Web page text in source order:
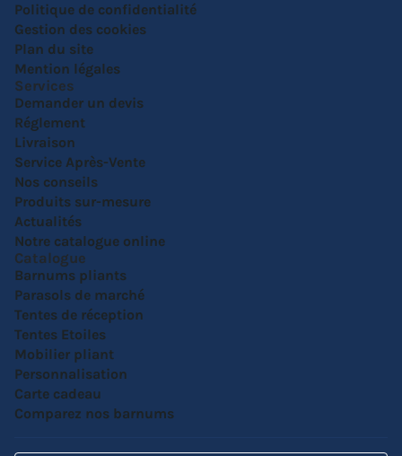
Politique de confidentialité
Gestion des cookies
Plan du site
Mention légales
Services
Demander un devis
Réglement
Livraison
Service Après-Vente
Nos conseils
Produits sur-mesure
Actualités
Notre catalogue online
Catalogue
Barnums pliants
Parasols de marché
Tentes de réception
Tentes Etoiles
Mobilier pliant
Personnalisation
Carte cadeau
Comparez nos barnums